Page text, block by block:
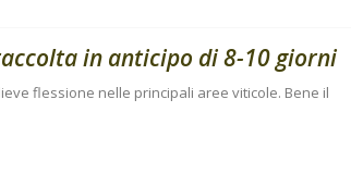
in anticipo di 8-10 giorni
flessione nelle principali aree viticole. Bene il